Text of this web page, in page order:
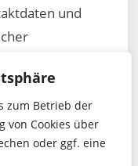
zum Betrieb der
von Cookies über
oder ggf. eine
und
auch einige